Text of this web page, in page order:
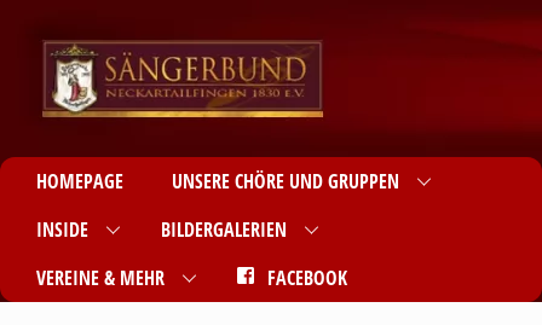
HOMEPAGE
UNSERE CHÖRE UND GRUPPEN
INSIDE
BILDERGALERIEN
VEREINE & MEHR
FACEBOOK